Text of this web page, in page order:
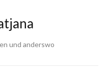
und anderswo